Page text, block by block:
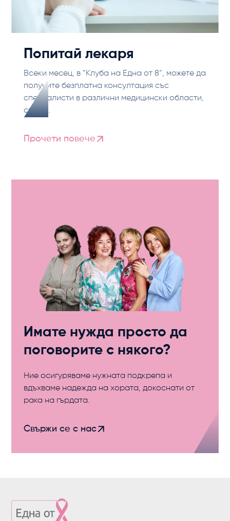
Попитай лекаря
Всеки месец, в “Клуба на Една от 8”, можете да
получите безплатна консултация със
специалисти в различни медицински области,
свърз...
Прочети повече
Имате нужда просто да
поговорите с някого?
Ние осигуряваме нужната подкрепа и
вдъхваме надежда на хората, докоснати от
рака на гърдата.
Свържи се с нас